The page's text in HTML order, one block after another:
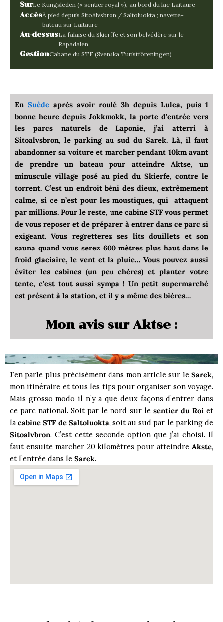
SurLe Kungsleden (« sentier royal »), au bord du lac Laitaure
AccèsÀ pied depuis Sitoälvsbron / Saltoluokta ; navette-
bateau sur Laitaure
Au-dessusLa falaise du Skierffe et son belvédère sur le
Rapadalen
GestionCabane du STF (Svenska Turistföreningen)
En Suède après avoir roulé 3h depuis Lulea, puis 1
bonne heure depuis Jokkmokk, la porte d’entrée vers
les parcs naturels de Laponie, j’ai atterri à
Sitoalvsbron, le parking au sud du Sarek. Là, il faut
abandonner sa voiture et marcher pendant 10km avant
de prendre un bateau pour atteindre Aktse, un
minuscule village posé au pied du Skierfe, contre le
torrent. C’est un endroit béni des dieux, extrêmement
calme, si ce n’est pour les moustiques, qui attaquent
par millions. Pour le reste, une cabine STF vous permet
de vous reposer et de préparer à entrer dans ce parc si
exigeant. Vous regretterez ses lits douillets et son
sauna quand vous serez 600 mètres plus haut dans le
froid glaciaire, le vent et la pluie… Vous pouvez aussi
éviter les cabines (un peu chères) et planter votre
tente, c’est tout aussi sympa ! Un petit supermarché
est présent à la station, et il y a même des bières…
Mon avis sur Aktse :
J’en parle plus précisément dans mon article sur le Sarek,
mon itinéraire et tous les tips pour organiser son voyage.
Mais grosso modo il n’y a que deux façons d’entrer dans
ce parc national. Soit par le nord sur le sentier du Roiet
lacabine STF de Saltoluokta, soit au sud par le parking de
Sitoalvbron. C’est cette seconde option que j’ai choisi. Il
faut ensuite marcher 20 kilomètres pour atteindre Akste,
et l’entrée dans le Sarek.